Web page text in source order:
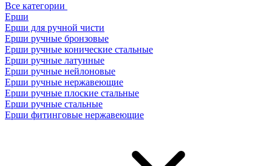
Все категории
Ерши
Ерши для ручной чисти
Ерши ручные бронзовые
Ерши ручные конические стальные
Ерши ручные латунные
Ерши ручные нейлоновые
Ерши ручные нержавеющие
Ерши ручные плоские стальные
Ерши ручные стальные
Ерши фитинговые нержавеющие